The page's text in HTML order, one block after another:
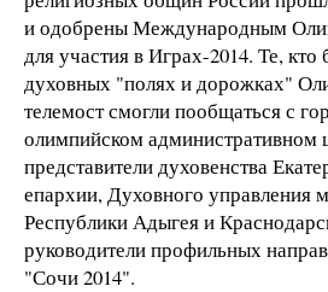
и одобрены Международным
для участия в Играх-2014. Те, кто
духовных "полях и дорожках"
телемост смогли пообщаться с
олимпийском административном
представители духовенства
епархии, Духовного управления
Республики Адыгея и
руководители профильных
"Сочи 2014".